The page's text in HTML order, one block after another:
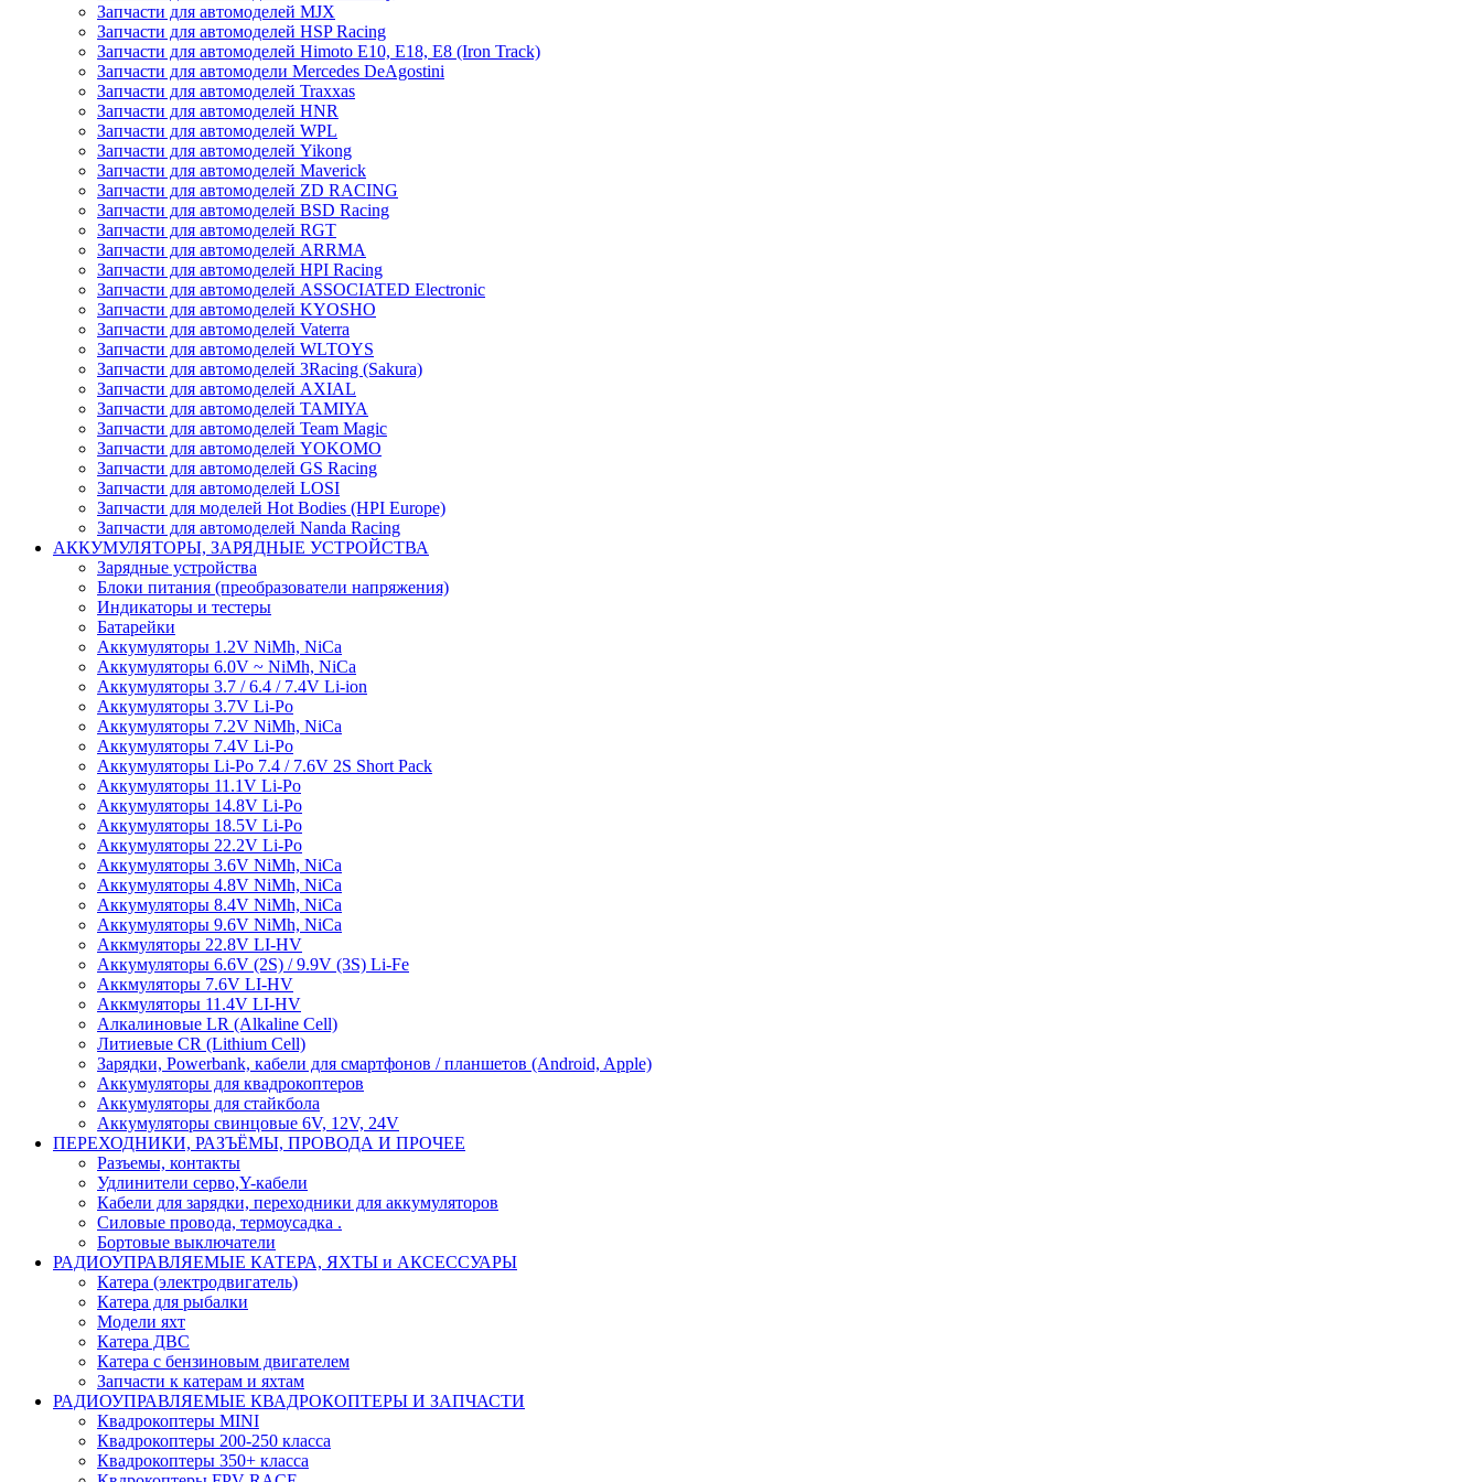
Запчасти для автомоделей MJX
Запчасти для автомоделей HSP Racing
Запчасти для автомоделей Himoto E10, E18, E8 (Iron Track)
Запчасти для автомодели Mercedes DeAgostini
Запчасти для автомоделей Traxxas
Запчасти для автомоделей HNR
Запчасти для автомоделей WPL
Запчасти для автомоделей Yikong
Запчасти для автомоделей Maverick
Запчасти для автомоделей ZD RACING
Запчасти для автомоделей BSD Racing
Запчасти для автомоделей RGT
Запчасти для автомоделей ARRMA
Запчасти для автомоделей HPI Racing
Запчасти для автомоделей ASSOCIATED Electronic
Запчасти для автомоделей KYOSHO
Запчасти для автомоделей Vaterra
Запчасти для автомоделей WLTOYS
Запчасти для автомоделей 3Racing (Sakura)
Запчасти для автомоделей AXIAL
Запчасти для автомоделей TAMIYA
Запчасти для автомоделей Team Magic
Запчасти для автомоделей YOKOMO
Запчасти для автомоделей GS Racing
Запчасти для автомоделей LOSI
Запчасти для моделей Hot Bodies (HPI Europe)
Запчасти для автомоделей Nanda Racing
АККУМУЛЯТОРЫ, ЗАРЯДНЫЕ УСТРОЙСТВА
Зарядные устройства
Блоки питания (преобразователи напряжения)
Индикаторы и тестеры
Батарейки
Аккумуляторы 1.2V NiMh, NiCa
Аккумуляторы 6.0V ~ NiMh, NiCa
Аккумуляторы 3.7 / 6.4 / 7.4V Li-ion
Аккумуляторы 3.7V Li-Po
Аккумуляторы 7.2V NiMh, NiCa
Аккумуляторы 7.4V Li-Po
Аккумуляторы Li-Po 7.4 / 7.6V 2S Short Pack
Аккумуляторы 11.1V Li-Po
Аккумуляторы 14.8V Li-Po
Аккумуляторы 18.5V Li-Po
Аккумуляторы 22.2V Li-Po
Аккумуляторы 3.6V NiMh, NiCa
Аккумуляторы 4.8V NiMh, NiCa
Аккумуляторы 8.4V NiMh, NiCa
Аккумуляторы 9.6V NiMh, NiCa
Аккмуляторы 22.8V LI-HV
Аккумуляторы 6.6V (2S) / 9.9V (3S) Li-Fe
Аккмуляторы 7.6V LI-HV
Аккмуляторы 11.4V LI-HV
Алкалиновые LR (Alkaline Cell)
Литиевые CR (Lithium Сell)
Зарядки, Powerbank, кабели для смартфонов / планшетов (Android, Apple)
Аккумуляторы для квадрокоптеров
Аккумуляторы для стайкбола
Аккумуляторы свинцовые 6V, 12V, 24V
ПЕРЕХОДНИКИ, РАЗЪЁМЫ, ПРОВОДА И ПРОЧЕЕ
Разъемы, контакты
Удлинители серво,Y-кабели
Кабели для зарядки, переходники для аккумуляторов
Силовые провода, термоусадка .
Бортовые выключатели
РАДИОУПРАВЛЯЕМЫЕ КАТЕРА, ЯХТЫ и АКСЕССУАРЫ
Катера (электродвигатель)
Катера для рыбалки
Модели яхт
Катера ДВС
Катера с бензиновым двигателем
Запчасти к катерам и яхтам
РАДИОУПРАВЛЯЕМЫЕ КВАДРОКОПТЕРЫ И ЗАПЧАСТИ
Квадрокоптеры MINI
Квадрокоптеры 200-250 класса
Квадрокоптеры 350+ класса